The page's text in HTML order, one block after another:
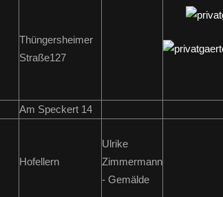
Thüngersheimer
Straße127
Am Speckert 14
Hofellern
Ulrike
Zimmermann
- Gemälde